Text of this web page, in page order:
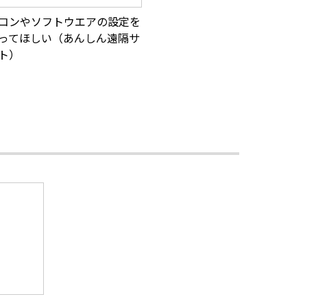
ンやソフトウエアの設定を
てほしい（あんしん遠隔サ
）